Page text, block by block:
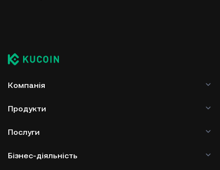
Компанія
Продукти
Послуги
Бізнес-діяльність